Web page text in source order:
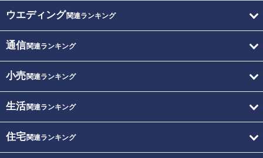
ウエディング関連ランキング
通信関連ランキング
小売関連ランキング
生活関連ランキング
住宅関連ランキング